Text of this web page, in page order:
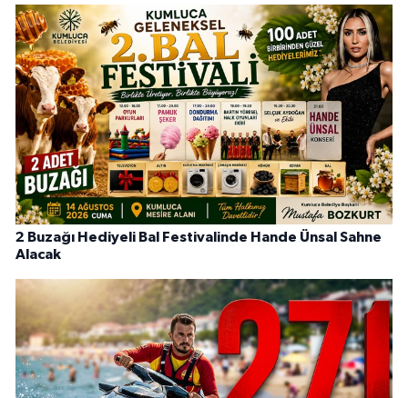
2 Buzağı Hediyeli Bal Festivalinde Hande Ünsal Sahne
Alacak